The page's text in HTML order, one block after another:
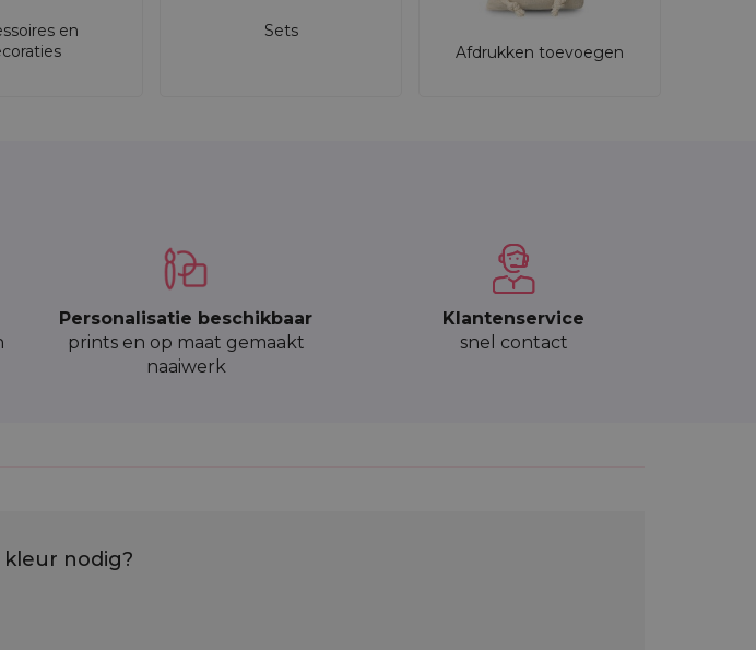
en
Sets
Afdrukken toevoegen
Personalisatie beschikbaar
prints en op maat gemaakt
naaiwerk
Klantenservice
snel contact
nodig?